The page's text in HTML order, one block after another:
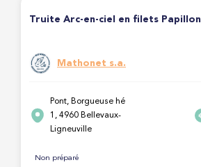
Truite Arc-en-ciel en filets Papillon
Mathonet s.a.
Pont, Borgueuse hé
1, 4960 Bellevaux-
Ligneuville
Non préparé